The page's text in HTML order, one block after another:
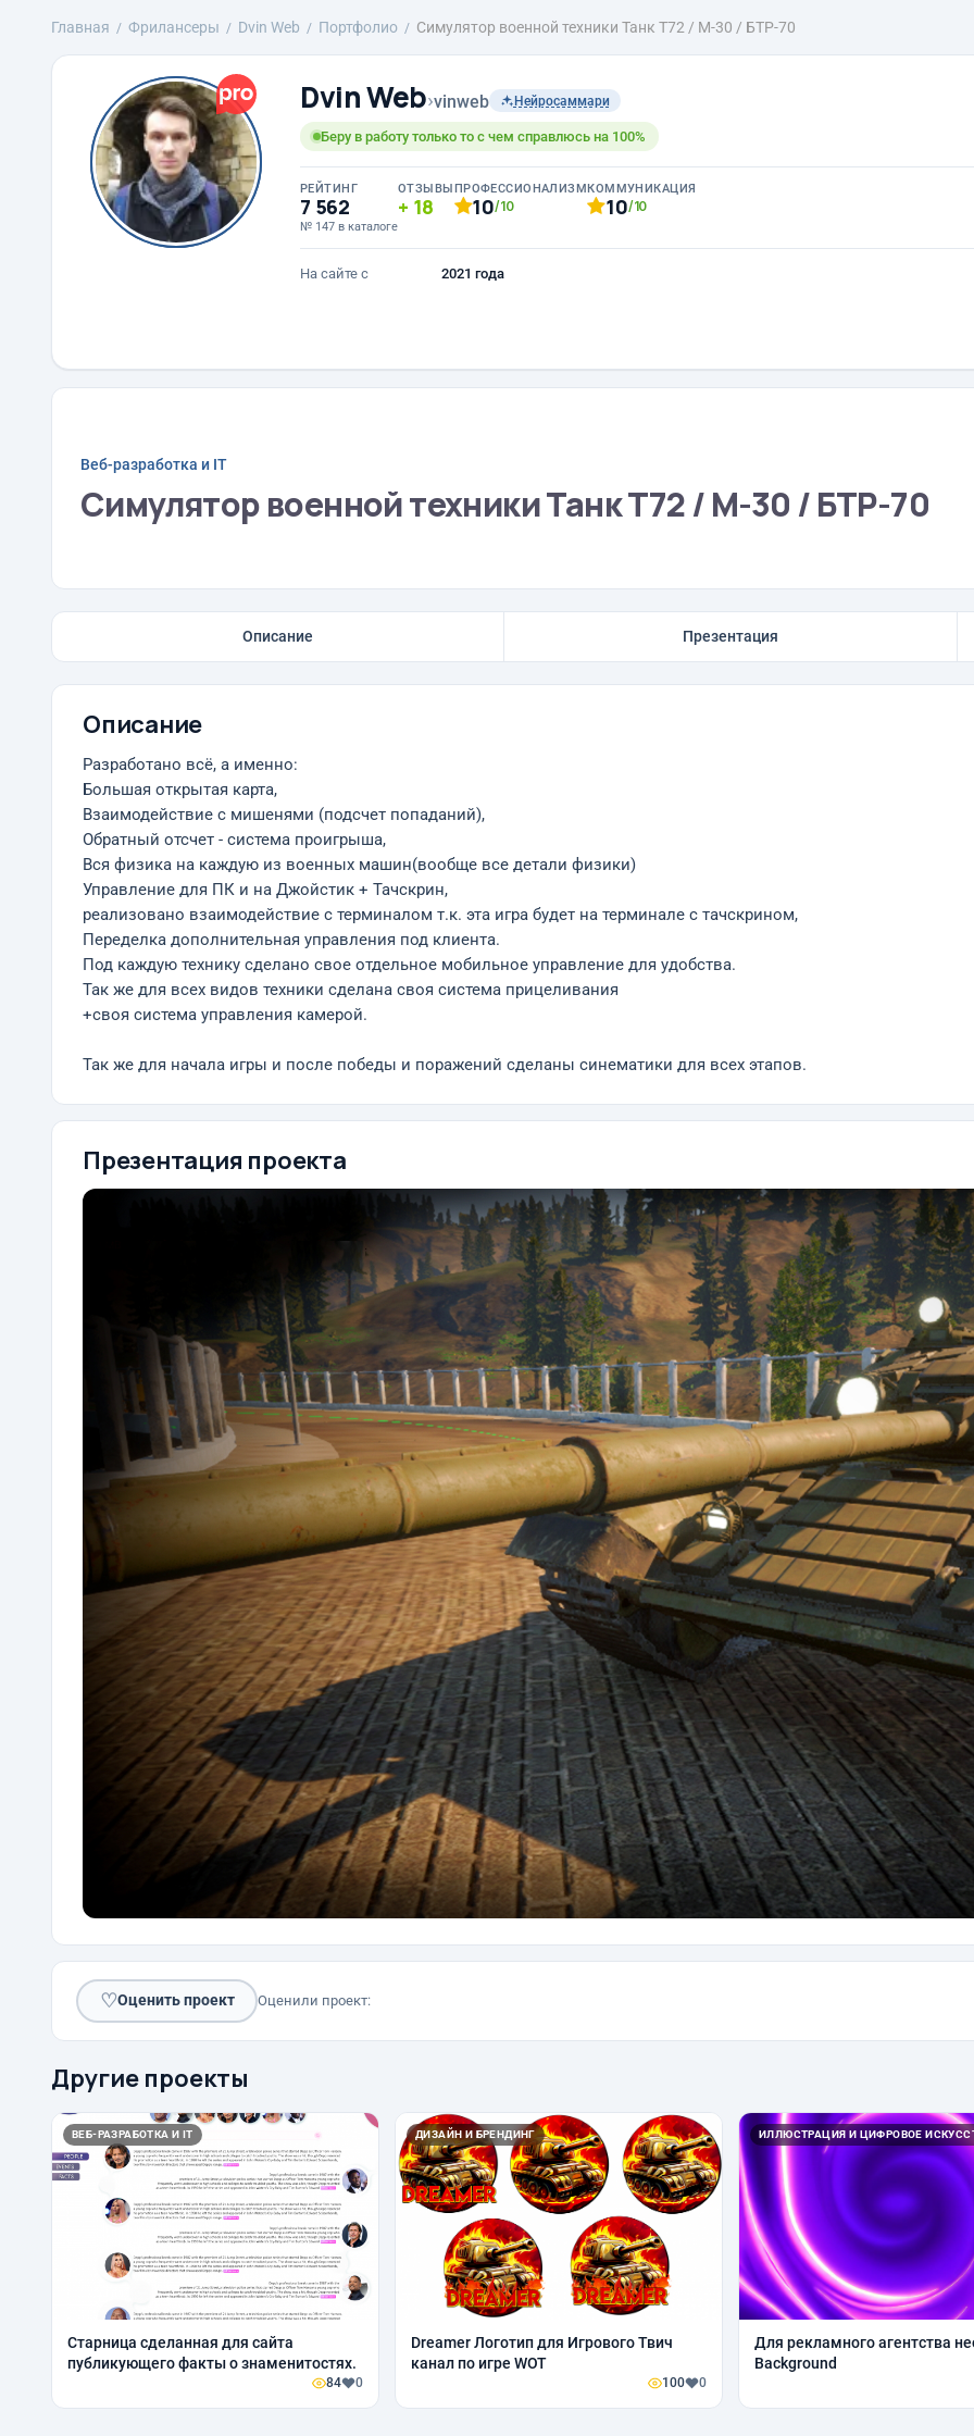
Главная Фрилансеры Dvin Web Портфолио Симулятор военной техники Танк Т72 / М-30 / БТР-70
Dvin Web›vinweb Нейросаммари
Беру в работу только то с чем справлюсь на 100%
РЕЙТИНГ
7 562
№ 147 в каталоге
ОТЗЫВЫ
18
ПРОФЕССИОНАЛИЗМ
10/10
КОММУНИКАЦИЯ
10/10
На сайте с 2021 года
Веб-разработка и IT
Симулятор военной техники Танк Т72 / М-30 / БТР-70
Описание Презентация
Описание
Разработано всё, а именно:
Большая открытая карта,
Взаимодействие с мишенями (подсчет попаданий),
Обратный отсчет - система проигрыша,
Вся физика на каждую из военных машин(вообще все детали физики)
Управление для ПК и на Джойстик + Тачскрин,
реализовано взаимодействие с терминалом т.к. эта игра будет на терминале с тачскрином,
Переделка дополнительная управления под клиента.
Под каждую технику сделано свое отдельное мобильное управление для удобства.
Так же для всех видов техники сделана своя система прицеливания
+своя система управления камерой.
Так же для начала игры и после победы и поражений сделаны синематики для всех этапов.
Презентация проекта
♡Оценить проект Оценили проект:
Другие проекты
ВЕБ-РАЗРАБОТКА И IT
Старница сделанная для сайта
публикующего факты о знаменитостях.
84 0
ДИЗАЙН И БРЕНДИНГ
Dreamer Логотип для Игрового Твич
канал по игре WOT
100 0
ИЛЛЮСТРАЦИЯ И ЦИФРОВОЕ
Для рекламного агентства
Background